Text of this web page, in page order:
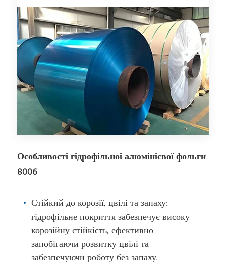
Особливості гідрофільної алюмінієвої фольги
8006
Стійкий до корозії, цвілі та запаху:
гідрофільне покриття забезпечує високу
корозійну стійкість, ефективно
запобігаючи розвитку цвілі та
забезпечуючи роботу без запаху.